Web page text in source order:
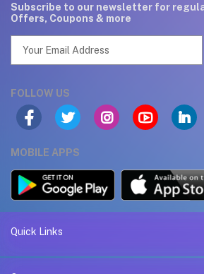
Subscribe to our newsletter for
Offers, Coupons & more
FOLLOW US
MOBILE APPS
Quick Links